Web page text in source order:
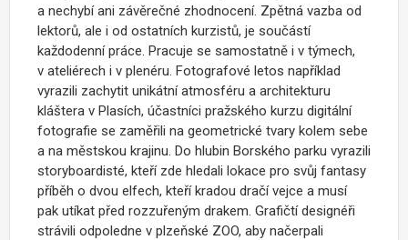
a nechybí ani závěrečné zhodnocení. Zpětná vazba od
lektorů, ale i od ostatních kurzistů, je součástí
každodenní práce. Pracuje se samostatně i v týmech,
v ateliérech i v plenéru. Fotografové letos například
vyrazili zachytit unikátní atmosféru a architekturu
kláštera v Plasích, účastníci pražského kurzu digitální
fotografie se zaměřili na geometrické tvary kolem sebe
a na městskou krajinu. Do hlubin Borského parku vyrazili
storyboardisté, kteří zde hledali lokace pro svůj fantasy
příběh o dvou elfech, kteří kradou dračí vejce a musí
pak utíkat před rozzuřeným drakem. Grafičtí designéři
strávili odpoledne v plzeňské ZOO, aby načerpali